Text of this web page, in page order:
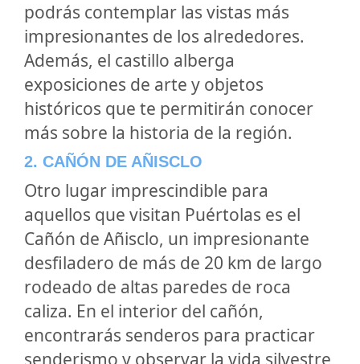
podrás contemplar las vistas más
impresionantes de los alrededores.
Además, el castillo alberga
exposiciones de arte y objetos
históricos que te permitirán conocer
más sobre la historia de la región.
2. CAÑÓN DE AÑISCLO
Otro lugar imprescindible para
aquellos que visitan Puértolas es el
Cañón de Añisclo, un impresionante
desfiladero de más de 20 km de largo
rodeado de altas paredes de roca
caliza. En el interior del cañón,
encontrarás senderos para practicar
senderismo y observar la vida silvestre